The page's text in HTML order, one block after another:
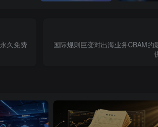
久免费
国际规则巨变对出海业务CBAM